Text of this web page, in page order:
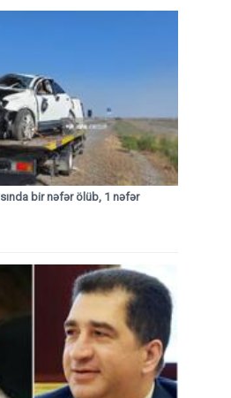
bir nəfər ölüb, 1 nəfər